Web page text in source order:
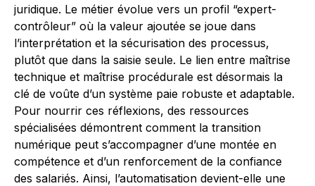
juridique. Le métier évolue vers un profil “expert-
contrôleur” où la valeur ajoutée se joue dans
l’interprétation et la sécurisation des processus,
plutôt que dans la saisie seule. Le lien entre maîtrise
technique et maîtrise procédurale est désormais la
clé de voûte d’un système paie robuste et adaptable.
Pour nourrir ces réflexions, des ressources
spécialisées démontrent comment la transition
numérique peut s’accompagner d’une montée en
compétence et d’un renforcement de la confiance
des salariés. Ainsi, l’automatisation devient-elle une